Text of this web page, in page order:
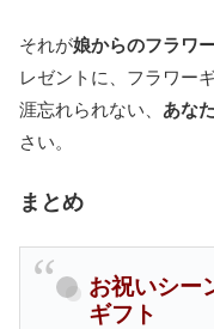
それが娘からのフラワ
レゼントに、フラワー
涯忘れられない、 あな
さい。
まとめ
お祝いシー
ギフト